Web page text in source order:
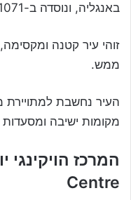
באנגליה, ונוסדה ב-1071.
זוהי עיר קטנה
ממש.
העיר נחשבת למתויירת
מקומות ישיבה
Centre